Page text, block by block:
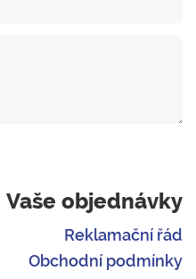
Vaše objednávky
Reklamační řád
Obchodní podmínky